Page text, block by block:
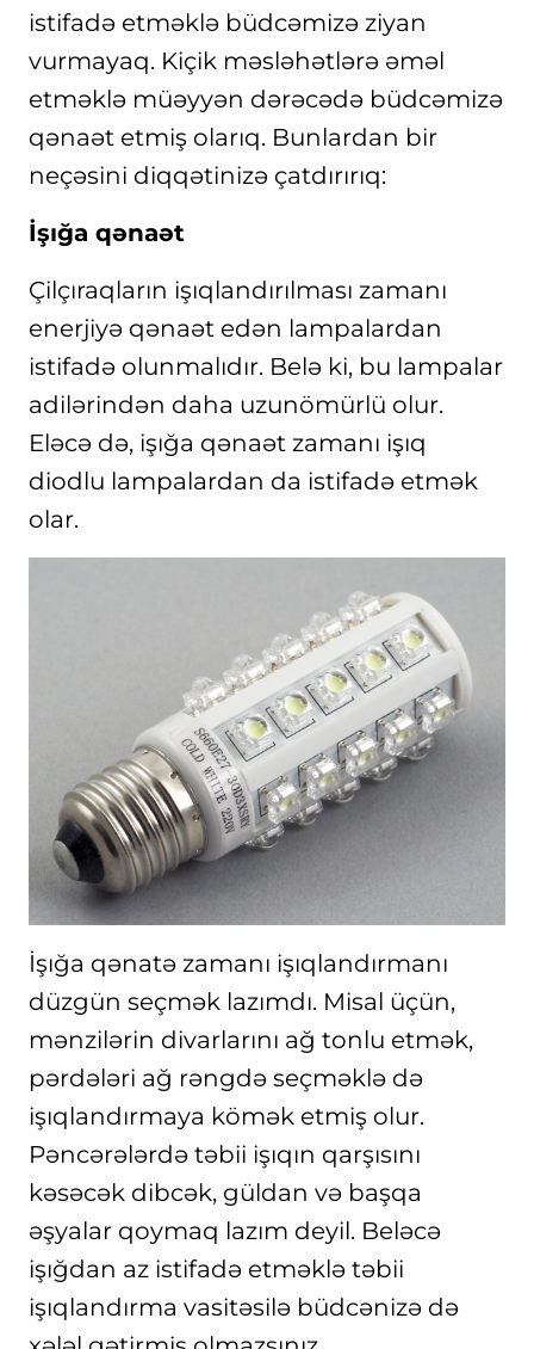
istifadə etməklə büdcəmizə ziyan
vurmayaq. Kiçik məsləhətlərə əməl
etməklə müəyyən dərəcədə büdcəmizə
qənaət etmiş olarıq. Bunlardan bir
neçəsini diqqətinizə çatdırırıq:
İşığa qənaət
Çilçıraqların işıqlandırılması zamanı
enerjiyə qənaət edən lampalardan
istifadə olunmalıdır. Belə ki, bu lampalar
adilərindən daha uzunömürlü olur.
Eləcə də, işığa qənaət zamanı işıq
diodlu lampalardan da istifadə etmək
olar.
İşığa qənatə zamanı işıqlandırmanı
düzgün seçmək lazımdı. Misal üçün,
mənzilərin divarlarını ağ tonlu etmək,
pərdələri ağ rəngdə seçməklə də
işıqlandırmaya kömək etmiş olur.
Pəncərələrdə təbii işıqın qarşısını
kəsəcək dibcək, güldan və başqa
əşyalar qoymaq lazım deyil. Beləcə
işığdan az istifadə etməklə təbii
işıqlandırma vasitəsilə büdcənizə də